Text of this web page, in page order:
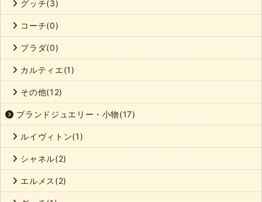
グッチ(3)
コーチ(0)
プラダ(0)
カルティエ(1)
その他(12)
ブランドジュエリー・小物(17)
ルイヴィトン(1)
シャネル(2)
エルメス(2)